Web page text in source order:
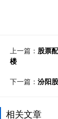
上一篇： 股票
楼
下一篇： 汾阳
相关文章